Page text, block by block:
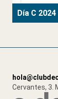
Día C 2024
Cervantes, 3